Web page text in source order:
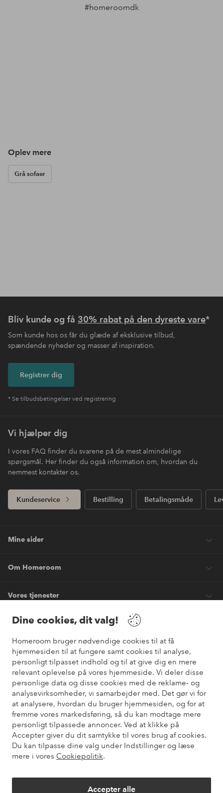
Dine cookies, dit valg!
Homeroom bruger nødvendige cookies til at få
hjemmesiden til at fungere samt cookies til analyse,
personligt tilpasset indhold og til at give dig en mere
relevant oplevelse på vores hjemmeside. Vi deler disse
personlige data og disse cookies med de reklame- og
analysevirksomheder, vi samarbejder med. Det gør vi for
at analysere, hvordan du bruger hjemmesiden, og for at
fremme vores markedsføring, så du kan modtage mere
personligt tilpassede annoncer. Ved at klikke på
Accepter giver du dit samtykke til vores brug af cookies.
Du kan tilpasse dine valg under Indstillinger og læse
mere i vores Cookiepolitik.
Accepter alle
#homeroomdk
Oplev mere
Grå sofaer
Bliv kunde og få 30% rabat på den dyreste vare*
Som kunde hos os får du glæde af eksklusive tilbud,
spændende nyheder og masser af inspiration.
Registrer dig
* Se tilbudsbetingelser ved registrering
Vi hjælper dig
I vores FAQ finder du svarene på de mest almindelige
spørgsmål. Her finder du også information om, hvordan du
nemmest kontakter os.
Kundeservice Bestilling Betalingsmåde
Mine sider
Om Homeroom
Vores tjenester
Vilkår
Venner
Sikre betalinger
Vil du vide mere om vores betalingsmuligheder ?
elpy